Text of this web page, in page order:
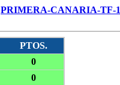
PRIMERA-CANARIA-TF-1
PTOS.
0
0